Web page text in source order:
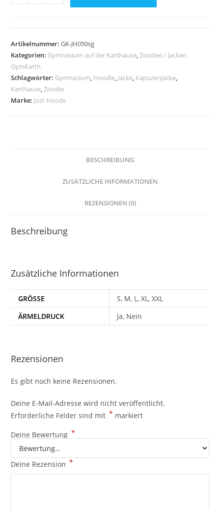
JustHoods
-
Gymnasium
auf
der
Karthause
Menge
Artikelnummer:GK-JH050sg
Kategorien: Gymnasium auf der Karthause,Zoodies / Jacken
GymKarth
Schlagwörter: Gymnasium, Hoodie, Jacke, Kapuzenjacke,
Karthause,Zoodie
Marke: Just Hoods
BESCHREIBUNG
ZUSÄTZLICHE INFORMATIONEN
REZENSIONEN (0)
Beschreibung
Zusätzliche Informationen
GRÖSSE
S, M, L, XL, XXL
ÄRMELDRUCK
Ja, Nein
Rezensionen
Es gibt noch keine Rezensionen.
Deine E-Mail-Adresse wird nicht veröffentlicht.
Erforderliche Felder sind mit * markiert
Deine Bewertung *
Deine Rezension *